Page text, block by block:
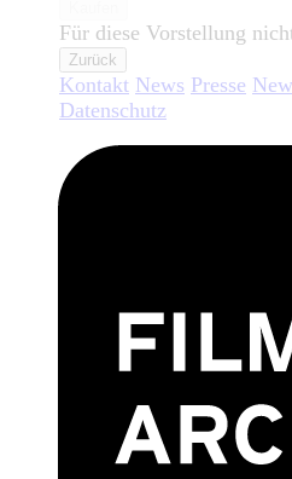
Für diese Vorstellung
Zurück
Kontakt News Presse
Datenschutz